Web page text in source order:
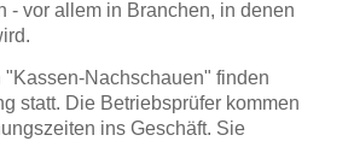
- vor allem in Branchen, in denen
"Kassen-Nachschauen" finden
statt. Die Betriebsprüfer kommen
ins Geschäft. Sie